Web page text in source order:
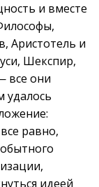
и вместе
Аристотель и
Шекспир,
все они
удалось
равно,
идеей